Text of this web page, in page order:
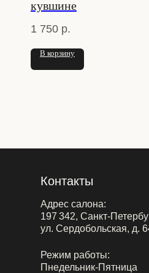
кувшине
1 750 р.
В корзину
Контакты
Адрес салона:
197 342, Санкт-
ул. Сердобольская, д.
Режим работы:
Пнедельник-Пятница